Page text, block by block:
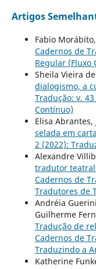
Artigos
Fabio
Cadernos de
Regular (Fluxo
Sheila Vieira
dialogismo, a
Tradução: v.
Contínuo)
Elisa Abrantes,
selada em
2 (2022):
Alexandre
tradutor
Cadernos de
Tradutores de
Andréia
Guilherme
Tradução de
Cadernos de
Traduzindo a
Katherine